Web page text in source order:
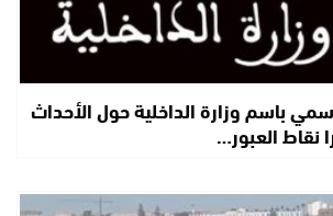
باسم وزارة الداخلية حول الأحداث
نقاط العبور…